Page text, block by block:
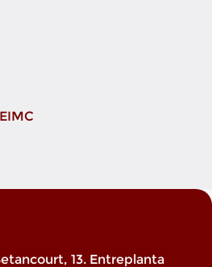
13. Entreplanta